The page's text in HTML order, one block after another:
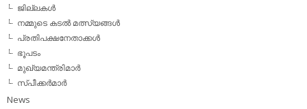
ജില്ലകള്‍
നമ്മുടെ കടല്‍ മത്സ്യങ്ങള്‍
പ്രതിപക്ഷനേതാക്കള്‍
ഭൂപടം
മുഖ്യമന്ത്രിമാര്‍
സ്പീക്കര്‍മാര്‍
News